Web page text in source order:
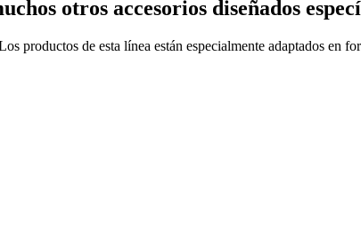
otros accesorios diseñados
productos de esta línea están especialmente adaptados en